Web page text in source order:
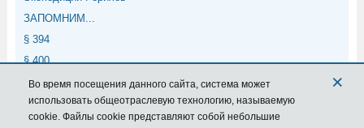
ЗАПОМНИМ...
§ 394
§ 400
§ 399
Во время посещения данного сайта, система может
использовать общеотраслевую технологию, называемую
cookie. Файлы cookie представляют собой небольшие
×